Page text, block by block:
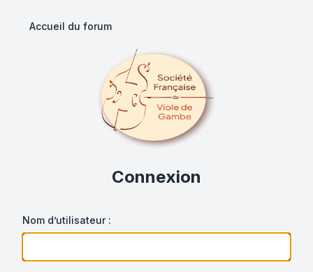
Accueil du forum
Connexion
Nom d’utilisateur :